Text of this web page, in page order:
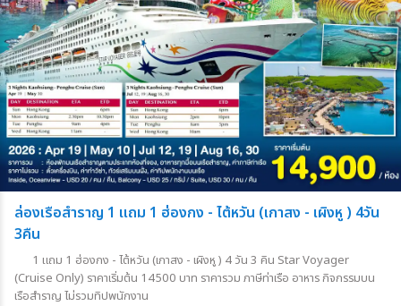
ล่องเรือสำราญ 1 แถม 1 ฮ่องกง - ไต้หวัน (เกาสง - เผิงหู ) 4วัน
3คืน
1 แถม 1 ฮ่องกง - ไต้หวัน (เกาสง - เผิงหู ) 4 วัน 3 คิน Star Voyager
(Cruise Only) ราคาเริ่มต้น 14500 บาท ราคารวม ภาษีท่าเรือ อาหาร กิจกรรมบน
เรือสำราญ ไม่รวมทิปพนักงาน